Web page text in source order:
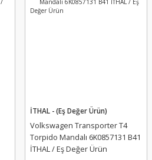
İTHAL - (Eş Değer Ürün)
Volkswagen Transporter T4
Torpido Mandalı 6K0857131 B41
İTHAL / Eş Değer Ürün